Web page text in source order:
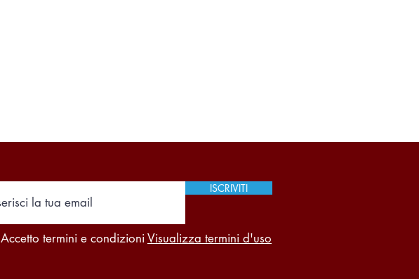
ISCRIVITI
Accetto termini e condizioni Visualizza termini d'uso